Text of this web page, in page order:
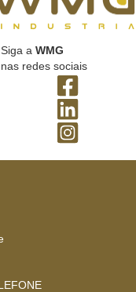
Siga a WMG
nas redes sociais